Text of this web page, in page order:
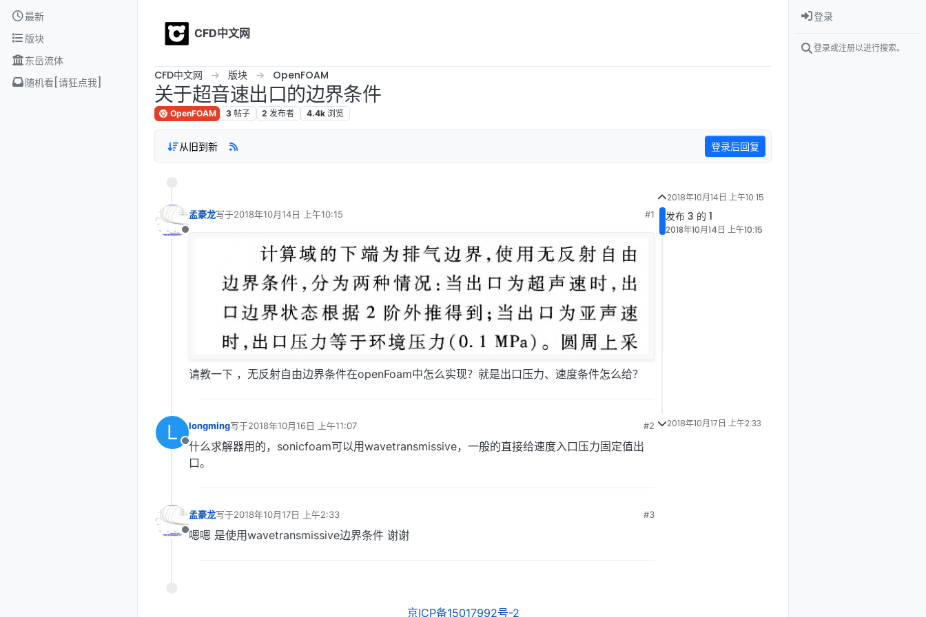
Skip to content
最新
版块
东岳流体
随机看[请狂点我]
CFD中文网
CFD中文网 版块 OpenFOAM
关于超音速出口的边界条件
OpenFOAM 3 帖子 2 发布者 4.4k 浏览
从旧到新 登录后回复
离线
孟豪龙写于2018年10月14日 上午10:15
最后由 编辑
#1
请教一下 ，无反射自由边界条件在openFoam中怎么实现？就是出口压力、速度条件怎么给？
L
离线
longming写于2018年10月16日 上午11:07
最后由 编辑
#2
什么求解器用的，sonicfoam可以用wavetransmissive，一般的直接给速度入口压力固定值出
口。
离线
孟豪龙写于2018年10月17日 上午2:33
最后由 编辑
#3
嗯嗯 是使用wavetransmissive边界条件 谢谢
2018年10月14日 上午10:15
发布 3 的 1
2018年10月14日 上午10:15
2018年10月17日 上午2:33
京ICP备15017992号-2
登录
登录或注册以进行搜索。